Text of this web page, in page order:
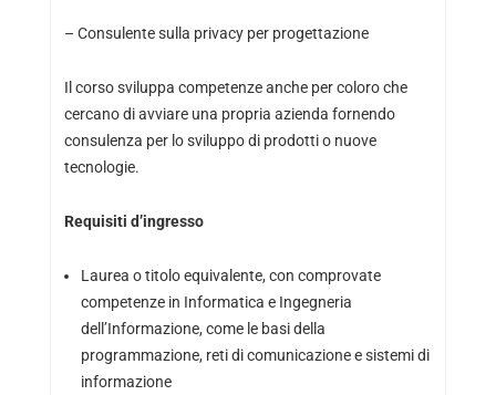
– Consulente sulla privacy per progettazione
Il corso sviluppa competenze anche per coloro che
cercano di avviare una propria azienda fornendo
consulenza per lo sviluppo di prodotti o nuove
tecnologie.
Requisiti d’ingresso
Laurea o titolo equivalente, con comprovate
competenze in Informatica e Ingegneria
dell’Informazione, come le basi della
programmazione, reti di comunicazione e sistemi di
informazione